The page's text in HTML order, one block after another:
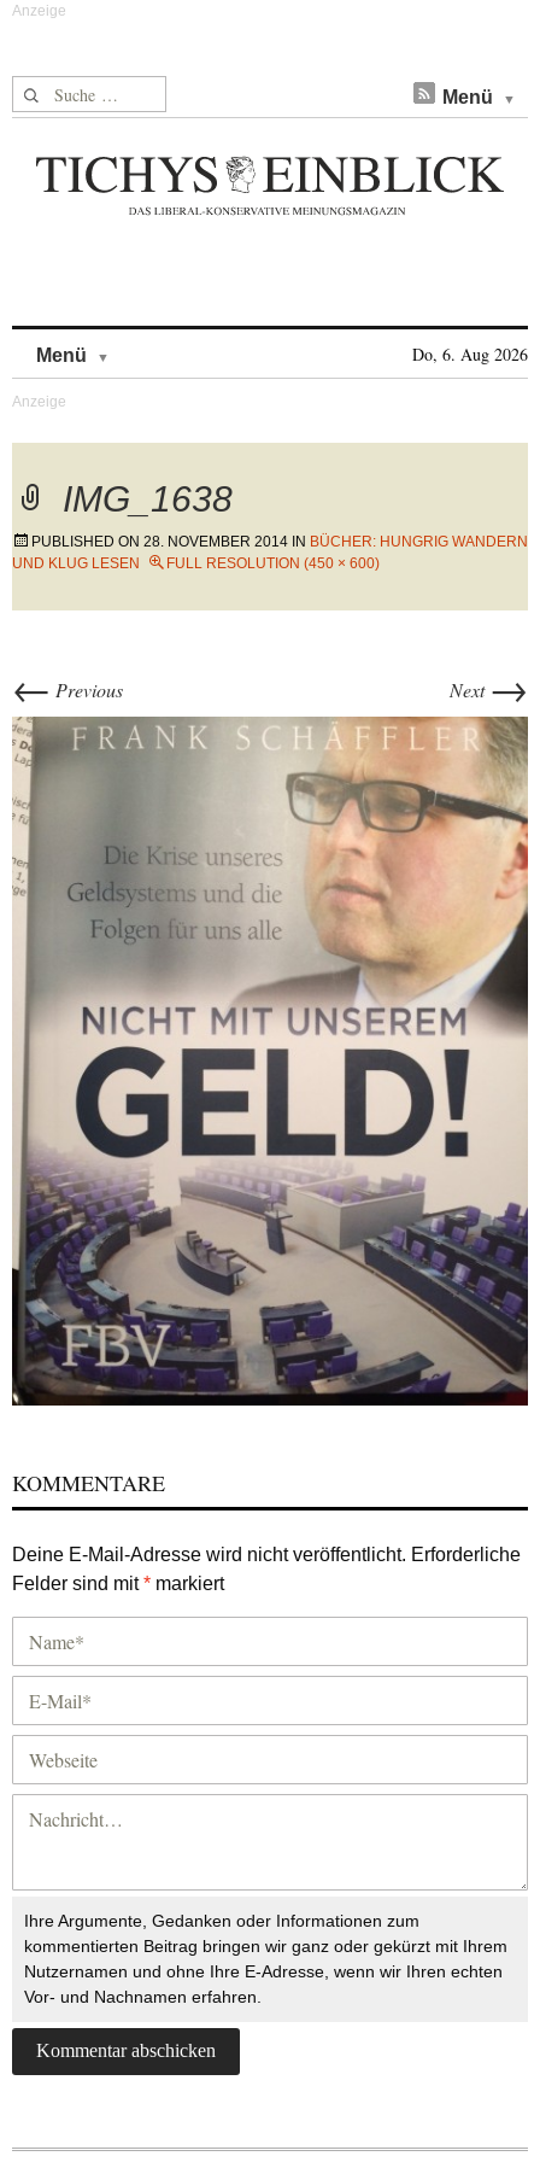
Suche nach: Menü
Menü Do, 6. Aug 2026
IMG_1638
PUBLISHED ON 28. NOVEMBER 2014 IN BÜCHER: HUNGRIG WANDERN
UND KLUG LESEN
FULL RESOLUTION (450 × 600)
← Previous Next →
KOMMENTARE
Deine E-Mail-Adresse wird nicht veröffentlicht. Erforderliche
Felder sind mit* markiert
Ihre Argumente, Gedanken oder Informationen zum
kommentierten Beitrag bringen wir ganz oder gekürzt mit Ihrem
Nutzernamen und ohne Ihre E-Adresse, wenn wir Ihren echten
Vor- und Nachnamen erfahren.